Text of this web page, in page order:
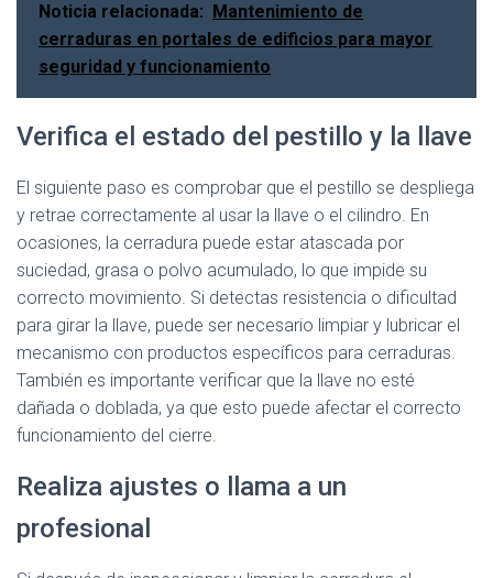
Noticia relacionada: Mantenimiento de
cerraduras en portales de edificios para mayor
seguridad y funcionamiento
Verifica el estado del pestillo y la llave
El siguiente paso es comprobar que el pestillo se despliega
y retrae correctamente al usar la llave o el cilindro. En
ocasiones, la cerradura puede estar atascada por
suciedad, grasa o polvo acumulado, lo que impide su
correcto movimiento. Si detectas resistencia o dificultad
para girar la llave, puede ser necesario limpiar y lubricar el
mecanismo con productos específicos para cerraduras.
También es importante verificar que la llave no esté
dañada o doblada, ya que esto puede afectar el correcto
funcionamiento del cierre.
Realiza ajustes o llama a un
profesional